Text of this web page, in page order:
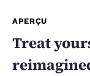
APERÇU
Treat